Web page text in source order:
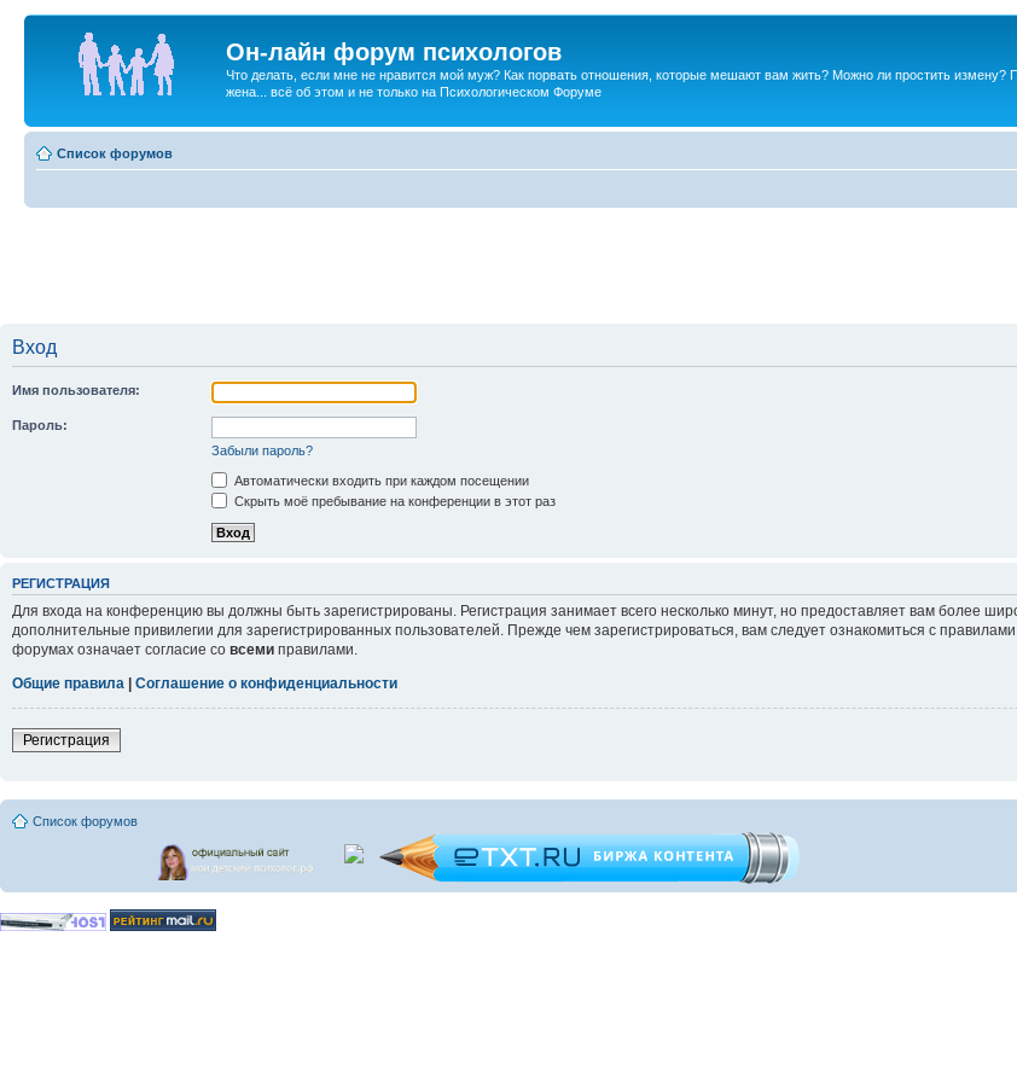
Он-лайн форум психологов
Что делать, если мне не нравится мой муж? Как порвать отношения, которые мешают вам жить? Можно ли простить измену?
жена... всё об этом и не только на Психологическом Форуме
Список форумов
Вход
Имя пользователя:
Пароль:
Забыли пароль?
Автоматически входить при каждом посещении
Скрыть моё пребывание на конференции в этот раз
РЕГИСТРАЦИЯ
Для входа на конференцию вы должны быть зарегистрированы. Регистрация занимает всего несколько минут, но предоставляет вам более
дополнительные привилегии для зарегистрированных пользователей. Прежде чем зарегистрироваться, вам следует ознакомиться с
форумах означает согласие со всеми правилами.
Общие правила
Соглашение о конфиденциальности
Регистрация
Список форумов